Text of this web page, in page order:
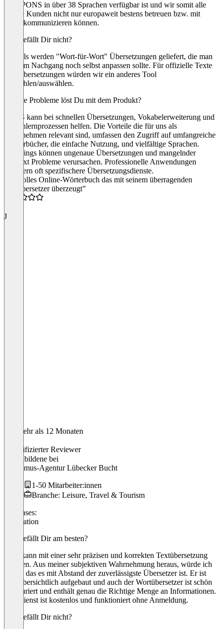
Dass PONS in über 38 Sprachen verfügbar ist und wir somit alle
unsere Kunden nicht nur europaweit bestens betreuen bzw. mit
ihnen kommunizieren können.
Was gefällt Dir nicht?
Oftmals werden "Wort-für-Wort" Übersetzungen geliefert, die man
dann im Nachgang noch selbst anpassen sollte. Für offizielle Texte
und Übersetzungen würden wir ein anderes Tool
empfehlen/auswählen.
Welche Probleme löst Du mit dem Produkt?
PONS kann bei schnellen Übersetzungen, Vokabelerweiterung und
Sprachlernprozessen helfen. Die Vorteile die für uns als
Unternehmen relevant sind, umfassen den Zugriff auf umfangreiche
Wörterbücher, die einfache Nutzung, und vielfältige Sprachen.
Allerdings können ungenaue Übersetzungen und mangelnder
Kontext Probleme verursachen. Professionelle Anwendungen
erfordern oft spezifischere Übersetzungsdienste.
“Ein tolles Online-Wörterbuch das mit seinem überragenden
Textübersetzer überzeugt”
J
Vor mehr als 12 Monaten
Verifizierter Reviewer
Auszubildene bei
Tourismus-Agentur Lübecker Bucht
1-50 Mitarbeiter:innen
Branche: Leisure, Travel & Tourism
Use cases:
Translation
Was gefällt Dir am besten?
Pons kann mit einer sehr präzisen und korrekten Textübersetzung
punkten. Aus meiner subjektiven Wahrnehmung heraus, würde ich
sagen, das es mit Abstand der zuverlässigste Übersetzer ist. Er ist
sehr übersichtlich aufgebaut und auch der Wortübersetzer ist schön
strukturiert und enthält genau die Richtige Menge an Informationen.
Der Dienst ist kostenlos und funktioniert ohne Anmeldung.
Was gefällt Dir nicht?